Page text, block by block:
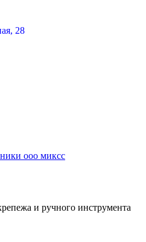
28
и ручного инструмента